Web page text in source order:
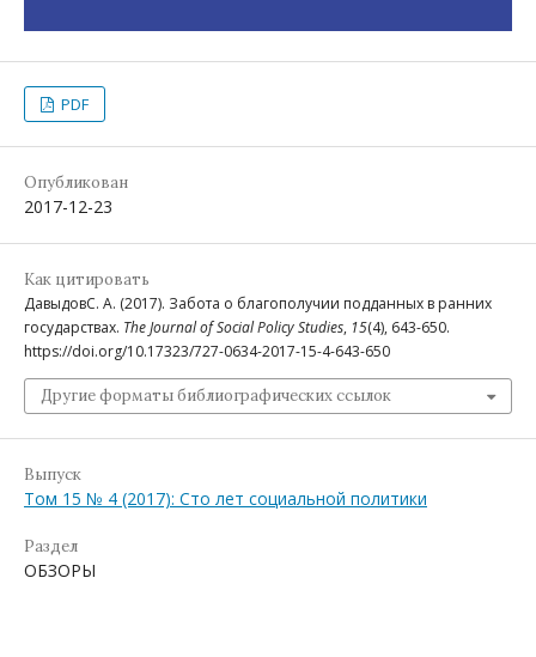
PDF
Опубликован
2017-12-23
Как цитировать
ДавыдовС. А. (2017). Забота о благополучии подданных в ранних
государствах. The Journal of Social Policy Studies, 15(4), 643-650.
https://doi.org/10.17323/727-0634-2017-15-4-643-650
Другие форматы библиографических ссылок
Выпуск
Том 15 № 4 (2017): Сто лет социальной политики
Раздел
ОБЗОРЫ